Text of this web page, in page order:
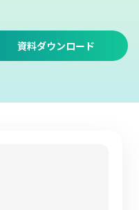
資料ダウンロード